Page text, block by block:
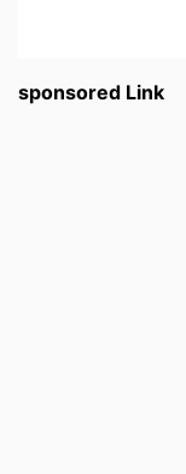
sponsored Link